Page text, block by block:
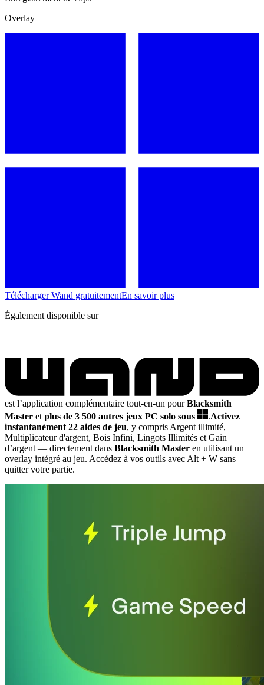
Overlay
Télécharger Wand gratuitementEn savoir plus
Également disponible sur
est l’application complémentaire tout-en-un pourBlacksmith
Master et plus de 3 500 autres jeux PC solo sous .Activez
instantanément 22 aides de jeu, y compris Argent illimité,
Multiplicateur d'argent, Bois Infini, Lingots Illimités et Gain
d’argent — directement dans Blacksmith Master en utilisant un
overlay intégré au jeu. Accédez à vos outils avec Alt + W sans
quitter votre partie.